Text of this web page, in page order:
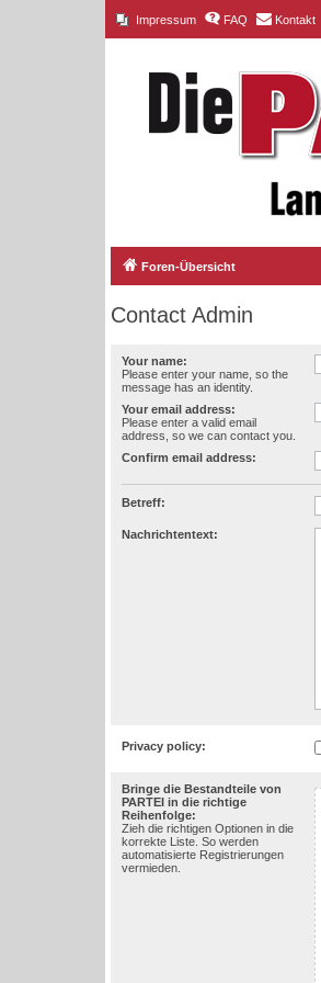
Impressum FAQ Kontakt
Foren-Übersicht
Contact Admin
Your name:
Please enter your name, so the
message has an identity.
Your email address:
Please enter a valid email
address, so we can contact you.
Confirm email address:
Betreff:
Nachrichtentext:
Privacy policy:
Bringe die Bestandteile von
PARTEI in die richtige
Reihenfolge:
Zieh die richtigen Optionen in die
korrekte Liste. So werden
automatisierte Registrierungen
vermieden.